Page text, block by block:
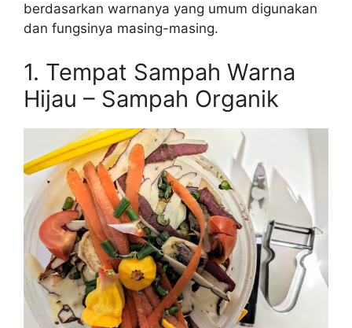
berdasarkan warnanya yang umum digunakan
dan fungsinya masing-masing.
1. Tempat Sampah Warna
Hijau – Sampah Organik